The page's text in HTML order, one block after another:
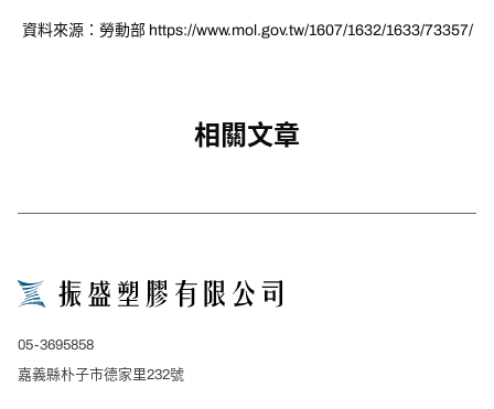
資料來源：勞動部 https://www.mol.gov.tw/1607/1632/1633/73357/
相關文章
05-3695858
嘉義縣朴子市德家里232號